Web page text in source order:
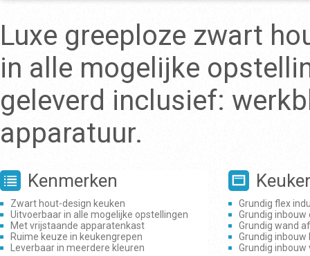
Luxe greeploze zwart
in alle mogelijke
geleverd inclusief:
apparatuur.
Kenmerken
Zwart hout-design keuken
Uitvoerbaar in alle mogelijke opstellingen
Met vrijstaande apparatenkast
Ruime keuze in keukengrepen
Leverbaar in meerdere kleuren
Grundig flex
Grundig inbouw
Grundig wand
Grundig inbouw
Grundig